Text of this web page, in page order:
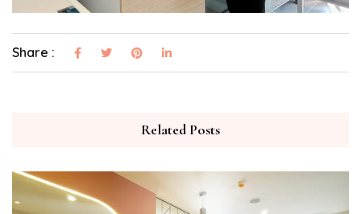
Share :
Related Posts